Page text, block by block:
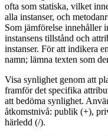
ofta som statiska, vilket
alla instanser, och
Som jämförelse innehåller
instansens tillstånd och
instanser. För att indikera
namn; lämna texten som
Visa synlighet genom att
framför det specifika
att bedöma synlighet.
åtkomstnivå: publik (+),
härledd (/).